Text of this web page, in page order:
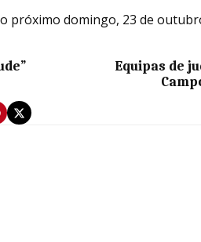
próximo domingo, 23 de
Equipas de